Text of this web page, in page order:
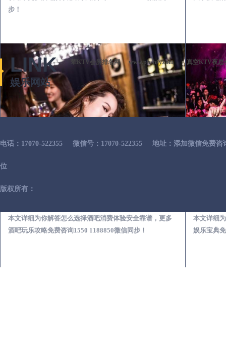
步！
本文详细为你解答怎么选择酒吧消费体验安全靠谱，更多
酒吧玩乐攻略免费咨询1550 1188850微信同步！
本文详细
娱乐宝典
LINK
娱乐网站
荤KTV会所排名网 www.phshsy.com 真空KTV夜总
电话：17070-522355 微信号：17070-522355 地址：添加微信免费咨
位
版权所有：